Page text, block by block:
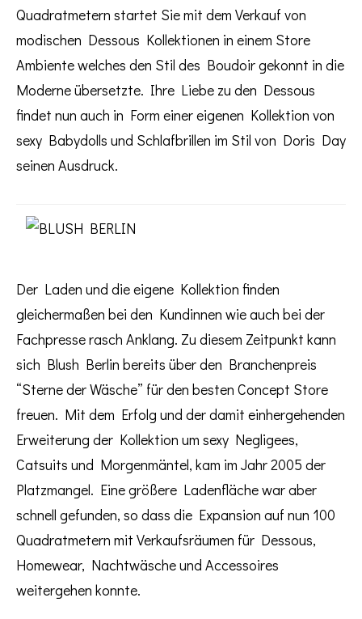
Quadratmetern startet Sie mit dem Verkauf von
modischen Dessous Kollektionen in einem Store
Ambiente welches den Stil des Boudoir gekonnt in die
Moderne übersetzte. Ihre Liebe zu den Dessous
findet nun auch in Form einer eigenen Kollektion von
sexy Babydolls und Schlafbrillen im Stil von Doris Day
seinen Ausdruck.
Der Laden und die eigene Kollektion finden
gleichermaßen bei den Kundinnen wie auch bei der
Fachpresse rasch Anklang. Zu diesem Zeitpunkt kann
sich Blush Berlin bereits über den Branchenpreis
“Sterne der Wäsche” für den besten Concept Store
freuen. Mit dem Erfolg und der damit einhergehenden
Erweiterung der Kollektion um sexy Negligees,
Catsuits und Morgenmäntel, kam im Jahr 2005 der
Platzmangel. Eine größere Ladenfläche war aber
schnell gefunden, so dass die Expansion auf nun 100
Quadratmetern mit Verkaufsräumen für Dessous,
Homewear, Nachtwäsche und Accessoires
weitergehen konnte.